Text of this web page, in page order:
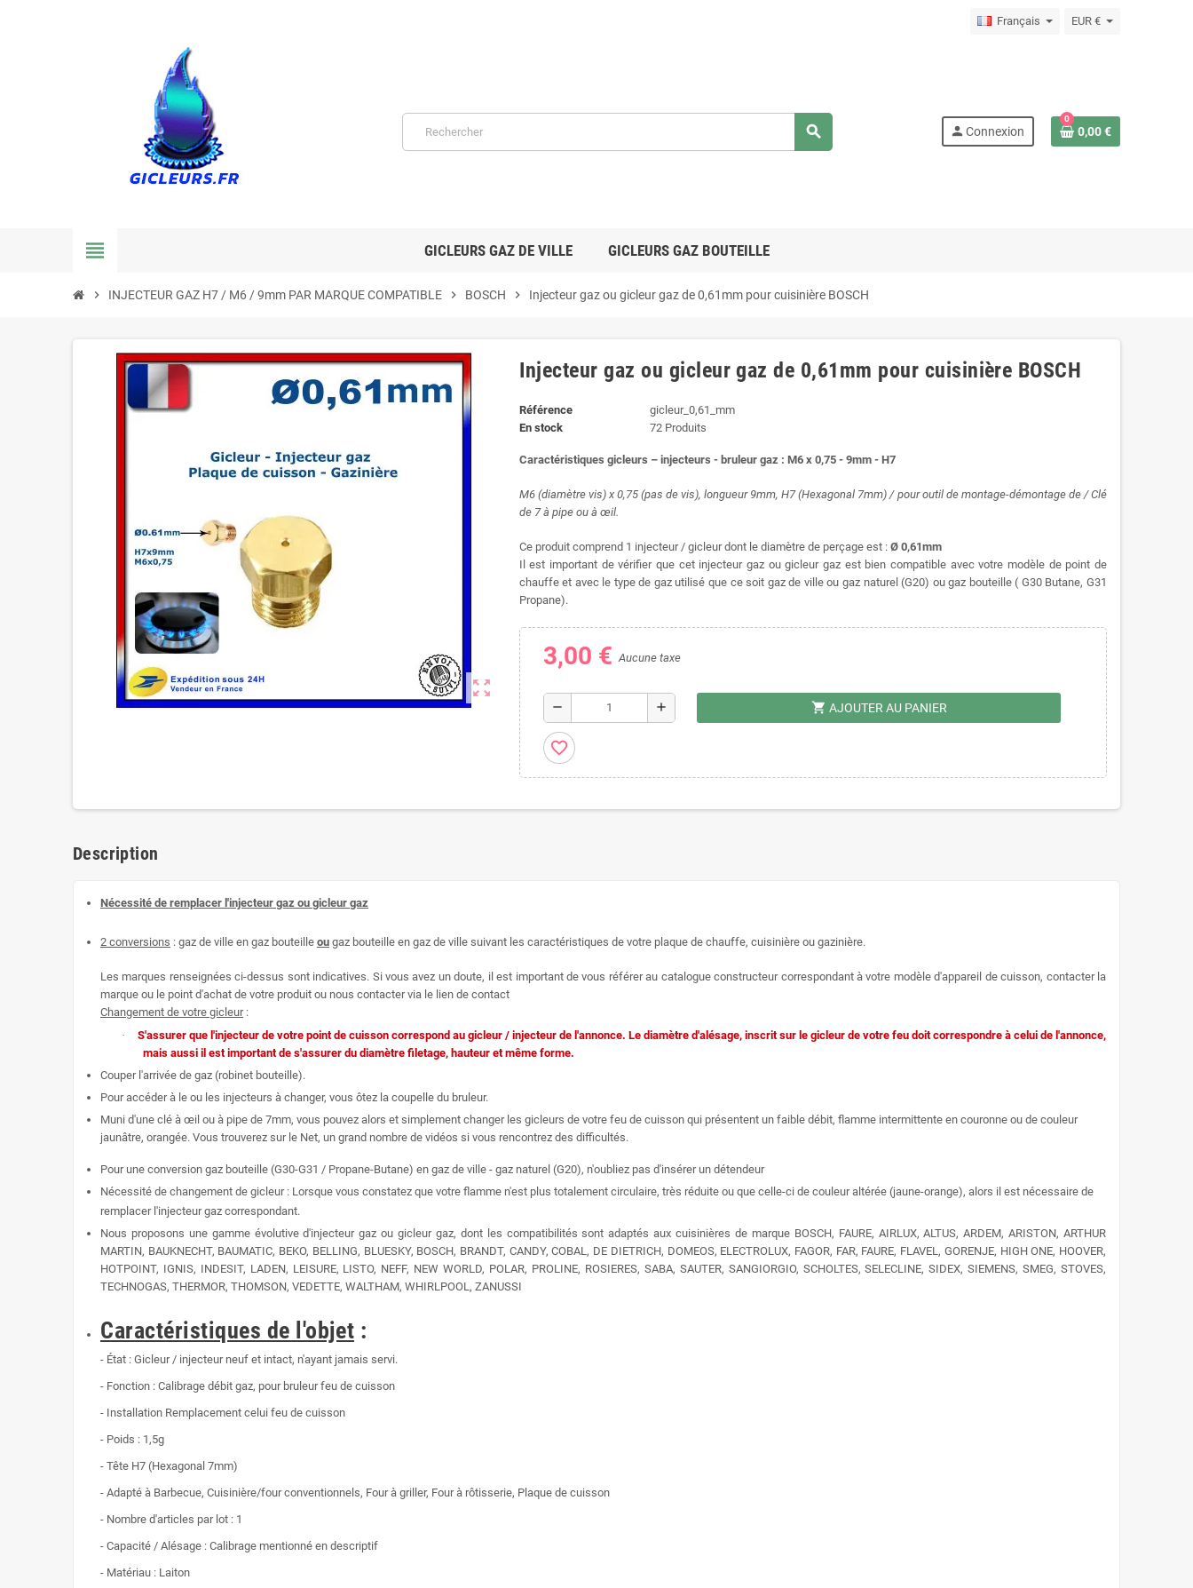
Français EUR €
search person Connexion
0
0,00 €
view_headline GICLEURS GAZ DE VILLE GICLEURS GAZ BOUTEILLE
chevron_right INJECTEUR GAZ H7 / M6 / 9mm PAR MARQUE COMPATIBLE chevron_right BOSCH chevron_right Injecteur gaz ou gicleur gaz de 0,61mm pour cuisinière BOSCH
zoom_out_map
Injecteur gaz ou gicleur gaz de 0,61mm pour cuisinière BOSCH
Référence
gicleur_0,61_mm
En stock
72 Produits
Caractéristiques gicleurs – injecteurs - bruleur gaz : M6 x 0,75 - 9mm - H7
M6 (diamètre vis) x 0,75 (pas de vis), longueur 9mm, H7 (Hexagonal 7mm) / pour outil de montage-démontage de / Clé
de 7 à pipe ou à œil.
Ce produit comprend 1 injecteur / gicleur dont le diamètre de perçage est : Ø 0,61mm
Il est important de vérifier que cet injecteur gaz ou gicleur gaz est bien compatible avec votre modèle de point de
chauffe et avec le type de gaz utilisé que ce soit gaz de ville ou gaz naturel (G20) ou gaz bouteille ( G30 Butane, G31
Propane).
3,00 €Aucune taxe
remove add shopping_cart AJOUTER AU PANIER
favorite_border
Description
Nécessité de remplacer l'injecteur gaz ou gicleur gaz
2 conversions : gaz de ville en gaz bouteille ou gaz bouteille en gaz de ville suivant les caractéristiques de votre plaque de chauffe, cuisinière ou gazinière.
Les marques renseignées ci-dessus sont indicatives. Si vous avez un doute, il est important de vous référer au catalogue constructeur correspondant à votre modèle d'appareil de cuisson, contacter la
marque ou le point d'achat de votre produit ou nous contacter via le lien de contact
Changement de votre gicleur:
·
S'assurer que l'injecteur de votre point de cuisson correspond au gicleur / injecteur de l'annonce. Le diamètre d'alésage, inscrit sur le gicleur de votre feu doit correspondre à celui de l'annonce,
mais aussi il est important de s'assurer du diamètre filetage, hauteur et même forme.
Couper l'arrivée de gaz (robinet bouteille).
Pour accéder à le ou les injecteurs à changer, vous ôtez la coupelle du bruleur.
Muni d'une clé à œil ou à pipe de 7mm, vous pouvez alors et simplement changer les gicleurs de votre feu de cuisson qui présentent un faible débit, flamme intermittente en couronne ou de couleur
jaunâtre, orangée. Vous trouverez sur le Net, un grand nombre de vidéos si vous rencontrez des difficultés.
Pour une conversion gaz bouteille (G30-G31 / Propane-Butane) en gaz de ville - gaz naturel (G20), n'oubliez pas d'insérer un détendeur
Nécessité de changement de gicleur : Lorsque vous constatez que votre flamme n'est plus totalement circulaire, très réduite ou que celle-ci de couleur altérée (jaune-orange), alors il est nécessaire de
remplacer l'injecteur gaz correspondant.
Nous proposons une gamme évolutived'injecteur gaz ou gicleur gaz, dont les compatibilités sont adaptés aux cuisinières de marque BOSCH, FAURE, AIRLUX, ALTUS, ARDEM, ARISTON, ARTHUR
MARTIN, BAUKNECHT, BAUMATIC, BEKO, BELLING, BLUESKY, BOSCH, BRANDT, CANDY, COBAL, DE DIETRICH, DOMEOS, ELECTROLUX, FAGOR, FAR, FAURE, FLAVEL, GORENJE, HIGH ONE, HOOVER,
HOTPOINT, IGNIS, INDESIT, LADEN, LEISURE, LISTO, NEFF, NEW WORLD, POLAR, PROLINE, ROSIERES, SABA, SAUTER, SANGIORGIO, SCHOLTES, SELECLINE, SIDEX, SIEMENS, SMEG, STOVES,
TECHNOGAS, THERMOR, THOMSON, VEDETTE, WALTHAM, WHIRLPOOL, ZANUSSI
Caractéristiques de l'objet :
- État : Gicleur / injecteur neuf et intact, n'ayant jamais servi.
- Fonction : Calibrage débit gaz, pour bruleur feu de cuisson
- Installation Remplacement celui feu de cuisson
- Poids : 1,5g
- Tête H7 (Hexagonal 7mm)
- Adapté à Barbecue, Cuisinière/four conventionnels, Four à griller, Four à rôtisserie, Plaque de cuisson
- Nombre d'articles par lot : 1
- Capacité / Alésage : Calibrage mentionné en descriptif
- Matériau : Laiton